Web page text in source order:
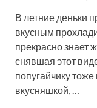
В летние деньки
вкусным
прекрасно знает
снявшая этот
попугайчику
вкусняшкой, …